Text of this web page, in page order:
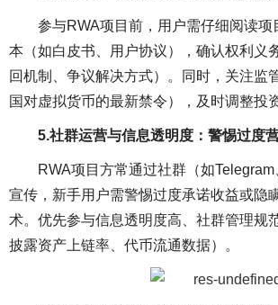
参与RWA项目前，用户需仔细阅读项
本（如白皮书、用户协议），确认权利义
回机制、争议解决方式）。同时，关注监
国对虚拟货币的最新禁令），及时调整投
5.社群运营与信息透明度：警惕过度
RWA项目方常通过社群（如
宣传，新手用户需警惕过度承诺收益或隐
术。优先参与信息透明度高、社群管理规
披露资产上链率、代币流通数据）。